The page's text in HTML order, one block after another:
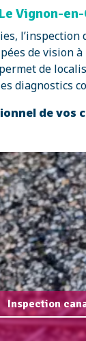
Vignon-
de vision
de
diagnostics
de vos
Inspection